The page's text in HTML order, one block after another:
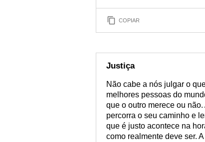
COPIAR
Justiça
Não cabe a nós julgar o
melhores pessoas do
que o outro merece ou
percorra o seu caminho e
que é justo acontece na
como realmente deve ser.